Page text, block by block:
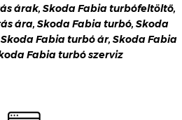
árak, Skoda Fabia turbófeltöltő,
ára, Skoda Fabia turbó, Skoda
Fabia turbó ár, Skoda Fabia
Fabia turbó szerviz